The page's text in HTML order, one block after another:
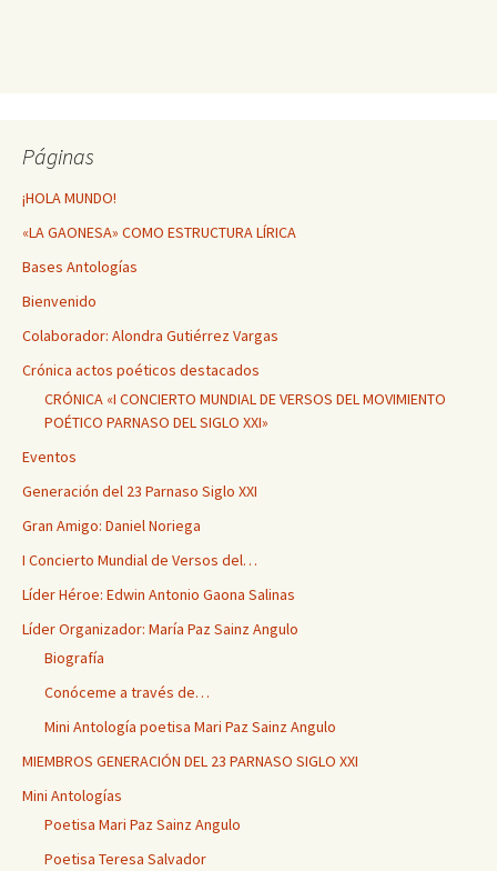
Páginas
¡HOLA MUNDO!
«LA GAONESA» COMO ESTRUCTURA LÍRICA
Bases Antologías
Bienvenido
Colaborador: Alondra Gutiérrez Vargas
Crónica actos poéticos destacados
CRÓNICA «I CONCIERTO MUNDIAL DE VERSOS DEL MOVIMIENTO
POÉTICO PARNASO DEL SIGLO XXI»
Eventos
Generación del 23 Parnaso Siglo XXI
Gran Amigo: Daniel Noriega
I Concierto Mundial de Versos del…
Líder Héroe: Edwin Antonio Gaona Salinas
Líder Organizador: María Paz Sainz Angulo
Biografía
Conóceme a través de…
Mini Antología poetisa Mari Paz Sainz Angulo
MIEMBROS GENERACIÓN DEL 23 PARNASO SIGLO XXI
Mini Antologías
Poetisa Mari Paz Sainz Angulo
Poetisa Teresa Salvador